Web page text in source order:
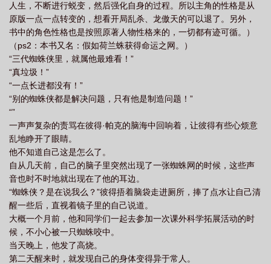
太平歌钟 漫威蜘蛛侠命运之网免费阅读 漫威蜘蛛侠游戏 漫威蜘蛛侠命运之
网114中文网 漫威蜘蛛侠命运之网 漫威蜘蛛侠1 漫威蜘蛛侠重制版 漫
威蜘蛛侠命运之网鸿宇书院 漫威蜘蛛侠2怎么 漫威电影蜘蛛侠系列
人生，不断进行蜕变，然后强化自身的过程。所以主角的性格是从
原版一点一点转变的，想看开局乱杀、龙傲天的可以退了。另外，
书中的角色性格也是按照原著人物性格来的，一切都有迹可循。）
（ps2：本书又名：假如荷兰蛛获得命运之网。）
“三代蜘蛛侠里，就属他最难看！”
“真垃圾！”
“一点长进都没有！”
“别的蜘蛛侠都是解决问题，只有他是制造问题！”
“”
一声声复杂的责骂在彼得·帕克的脑海中回响着，让彼得有些心烦意
乱地睁开了眼睛。
他不知道自己这是怎么了。
自从几天前，自己的脑子里突然出现了一张蜘蛛网的时候，这些声
音也时不时地就出现在了他的耳边。
“蜘蛛侠？是在说我么？”彼得捂着脑袋走进厕所，捧了点水让自己清
醒一些后，直视着镜子里的自己说道。
大概一个月前，他和同学们一起去参加一次课外科学拓展活动的时
候，不小心被一只蜘蛛咬中。
当天晚上，他发了高烧。
第二天醒来时，就发现自己的身体变得异于常人。